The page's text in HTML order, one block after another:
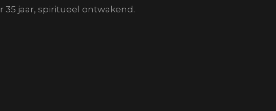
35 jaar, spiritueel ontwakend.